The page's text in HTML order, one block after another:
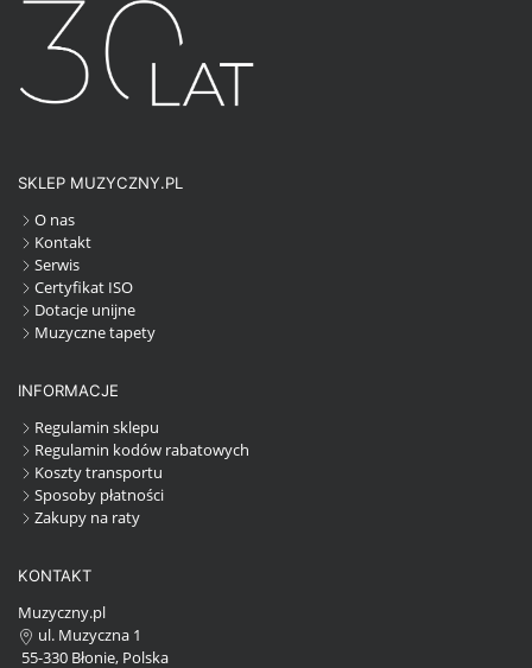
SKLEP MUZYCZNY.PL
O nas
Kontakt
Serwis
Certyfikat ISO
Dotacje unijne
Muzyczne tapety
INFORMACJE
Regulamin sklepu
Regulamin kodów rabatowych
Koszty transportu
Sposoby płatności
Zakupy na raty
KONTAKT
Muzyczny.pl
ul. Muzyczna 1
55-330 Błonie, Polska